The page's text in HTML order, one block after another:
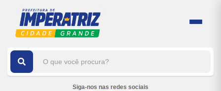
Siga-nos nas redes sociais